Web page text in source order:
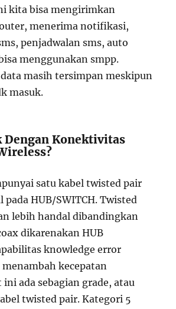
kita bisa mengirimkan
menerima notifikasi,
penjadwalan sms, auto
menggunakan smpp.
masih tersimpan meskipun
masuk.
Dengan Konektivitas
satu kabel twisted pair
HUB/SWITCH. Twisted
lebih handal dibandingkan
dikarenakan HUB
knowledge error
kecepatan
ada sebagian grade, atau
twisted pair. Kategori 5